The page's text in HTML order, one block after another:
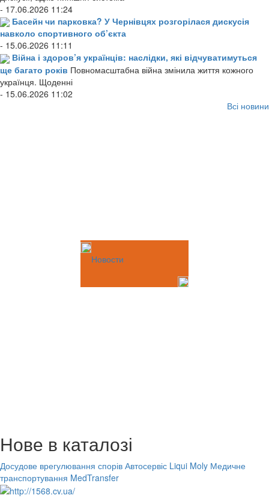
- 17.06.2026 11:24
Басейн чи парковка? У Чернівцях розгорілася дискусія
навколо спортивного об’єкта
- 15.06.2026 11:11
Війна і здоров’я українців: наслідки, які відчуватимуться
ще багато років Повномасштабна війна змінила життя кожного
українця. Щоденні
- 15.06.2026 11:02
Всі новини
Новости
Нове в каталозі
Досудове врегулювання спорів Автосервіс Liqui Moly Медичне
транспортування MedTransfer